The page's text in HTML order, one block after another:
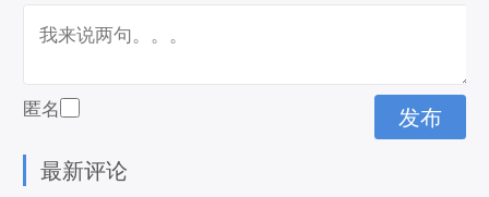
匿名
最新评论